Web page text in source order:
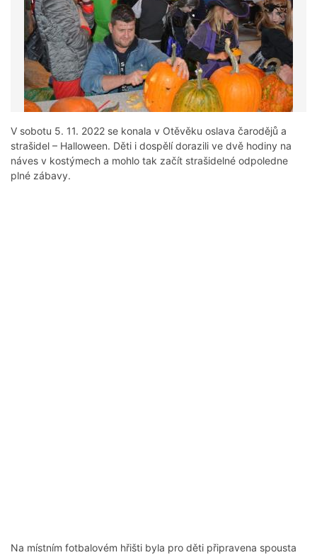
V sobotu 5. 11. 2022 se konala v Otěvěku oslava čarodějů a
strašidel – Halloween. Děti i dospělí dorazili ve dvě hodiny na
náves v kostýmech a mohlo tak začít strašidelné odpoledne
plné zábavy.
Na místním fotbalovém hřišti byla pro děti připravena spousta